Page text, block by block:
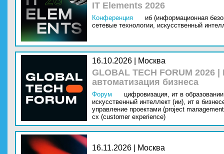
IT Elements 2026
Конференция
иб (информационная
сетевые технологии, искусственный
16.10.2026 | Москва
GLOBAL TECH FORUM
автоматизация бизнеса
Форум цифровизация, ит в
искусственный интеллект (ии), ит в
управление проектами (project
cx (customer experience)
16.11.2026 | Москва